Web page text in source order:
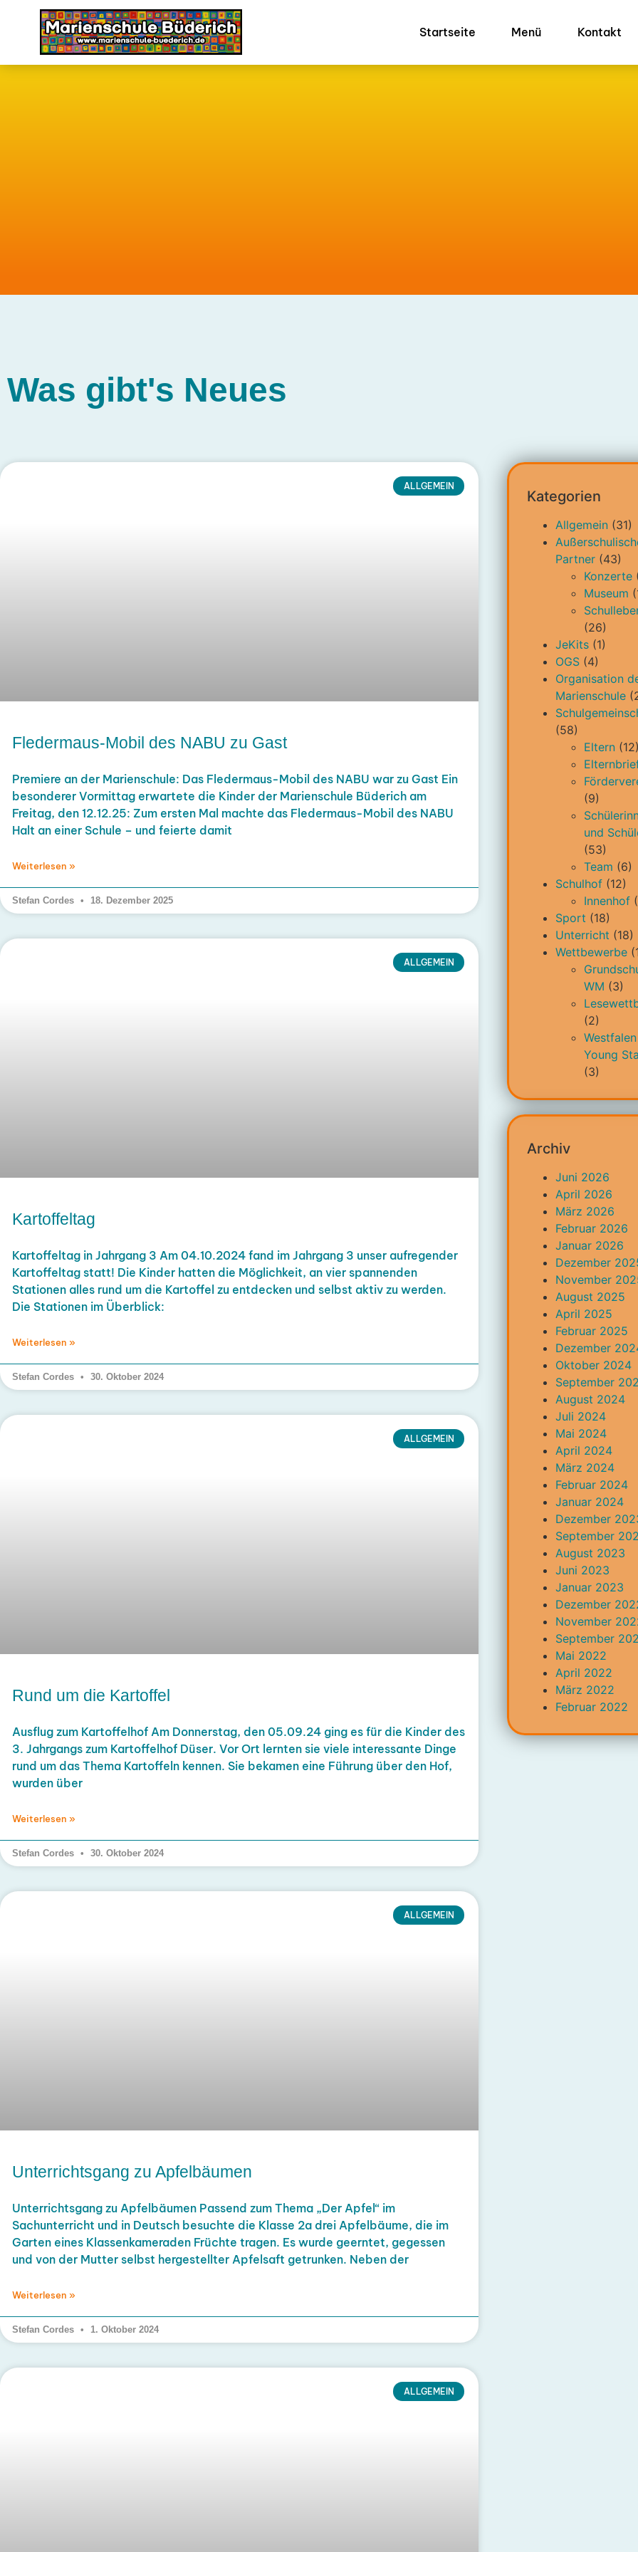
Startseite Menü Kontakt
Was gibt's Neues
ALLGEMEIN
Fledermaus-Mobil des NABU zu Gast
Premiere an der Marienschule: Das Fledermaus-Mobil des NABU war zu Gast Ein
besonderer Vormittag erwartete die Kinder der Marienschule Büderich am
Freitag, den 12.12.25: Zum ersten Mal machte das Fledermaus-Mobil des NABU
Halt an einer Schule – und feierte damit
Weiterlesen »
Stefan Cordes 18. Dezember 2025
ALLGEMEIN
Kartoffeltag
Kartoffeltag in Jahrgang 3 Am 04.10.2024 fand im Jahrgang 3 unser aufregender
Kartoffeltag statt! Die Kinder hatten die Möglichkeit, an vier spannenden
Stationen alles rund um die Kartoffel zu entdecken und selbst aktiv zu werden.
Die Stationen im Überblick:
Weiterlesen »
Stefan Cordes 30. Oktober 2024
ALLGEMEIN
Rund um die Kartoffel
Ausflug zum Kartoffelhof Am Donnerstag, den 05.09.24 ging es für die Kinder des
3. Jahrgangs zum Kartoffelhof Düser. Vor Ort lernten sie viele interessante Dinge
rund um das Thema Kartoffeln kennen. Sie bekamen eine Führung über den Hof,
wurden über
Weiterlesen »
Stefan Cordes 30. Oktober 2024
ALLGEMEIN
Unterrichtsgang zu Apfelbäumen
Unterrichtsgang zu Apfelbäumen Passend zum Thema „Der Apfel“ im
Sachunterricht und in Deutsch besuchte die Klasse 2a drei Apfelbäume, die im
Garten eines Klassenkameraden Früchte tragen. Es wurde geerntet, gegessen
und von der Mutter selbst hergestellter Apfelsaft getrunken. Neben der
Weiterlesen »
Stefan Cordes 1. Oktober 2024
ALLGEMEIN
Kategorien
Allgemein(31)
Partner(43)
Konzerte
Museum
(26)
JeKits(1)
OGS(4)
Organisation
Marienschule
(58)
Eltern(12)
(9)
und
(53)
Team (6)
Schulhof(12)
Innenhof
Sport (18)
Unterricht (18)
Wettbewerbe
WM (3)
(2)
Westfalen
Young
(3)
Archiv
Juni 2026
April 2026
März 2026
Februar 2026
Januar 2026
Dezember
November
August 2025
April 2025
Februar 2025
Dezember
Oktober 2024
September
August 2024
Juli 2024
Mai 2024
April 2024
März 2024
Februar 2024
Januar 2024
Dezember
September
August 2023
Juni 2023
Januar 2023
Dezember
November
September
Mai 2022
April 2022
März 2022
Februar 2022